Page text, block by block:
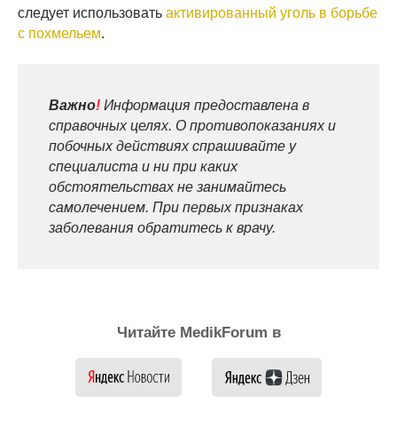
следует использовать активированный уголь в борьбе
с похмельем.
Важно! Информация предоставлена в
справочных целях. О противопоказаниях и
побочных действиях спрашивайте у
специалиста и ни при каких
обстоятельствах не занимайтесь
самолечением. При первых признаках
заболевания обратитесь к врачу.
Читайте MedikForum в